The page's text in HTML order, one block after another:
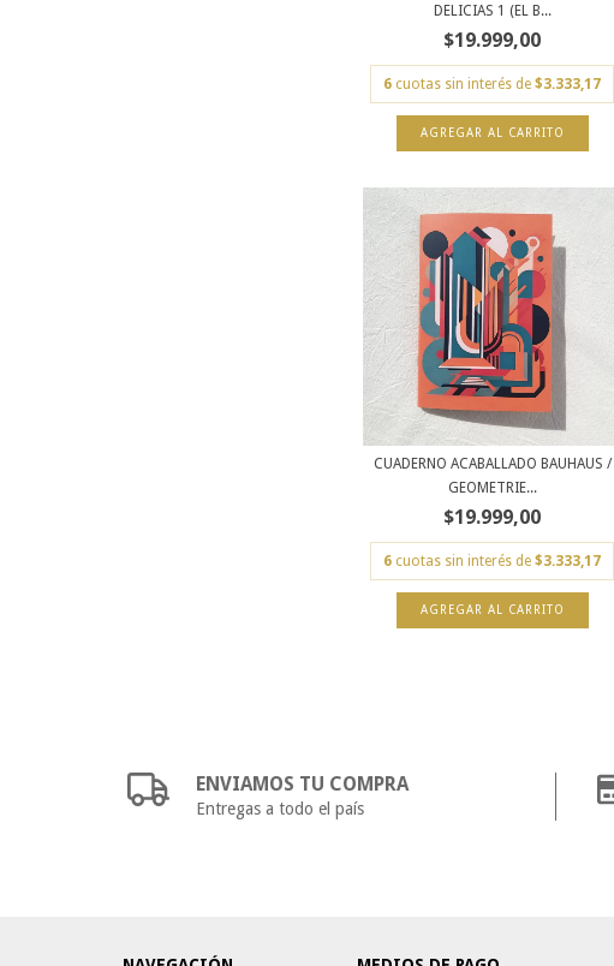
DELICIAS 1 (EL B...
$19.999,00
6 cuotas sin interés de$3.333,17
CUADERNO ACABALLADO BAUHAUS /
GEOMETRIE...
$19.999,00
6 cuotas sin interés de$3.333,17
ENVIAMOS TU COMPRA
Entregas a todo el país